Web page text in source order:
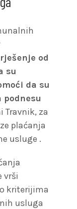
od
su
da su
podnesu
Travnik, za
plaćanja
usluge .
vrši
kriterijima
usluga